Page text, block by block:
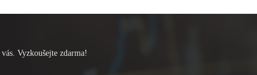
Vyzkoušejte zdarma!